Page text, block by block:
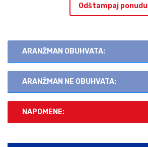
Odštampaj ponudu
ARANŽMAN OBUHVATA:
ARANŽMAN NE OBUHVATA:
NAPOMENE: